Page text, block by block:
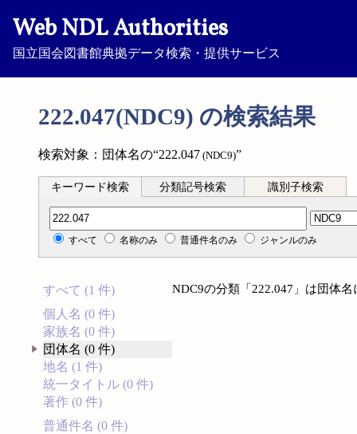
Web NDL Authorities
国立国会図書館典拠データ検索・提供サービス
222.047(NDC9) の検索結果
検索対象：団体名の“222.047 (NDC9)”
キーワード検索 分類記号検索 識別子検索
分類記号検索
すべて 名称のみ 普通件名のみ ジャンルのみ
すべて (1 件)
個人名 (0 件)
家族名 (0 件)
団体名 (0 件)
地名 (1 件)
統一タイトル (0 件)
著作 (0 件)
普通件名 (0 件)
NDC9の分類「222.047」は団体